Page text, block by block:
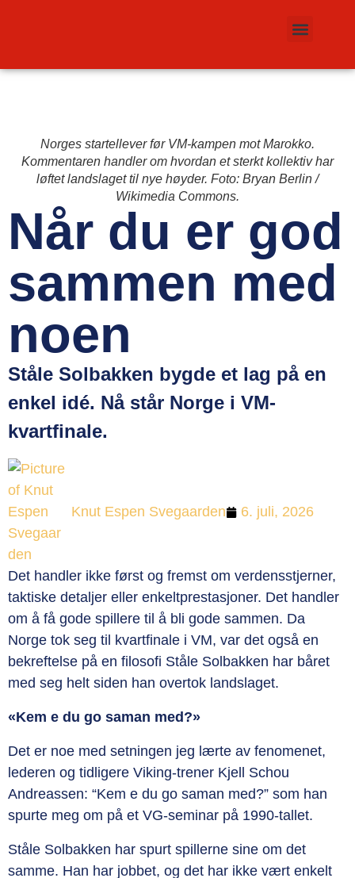
Norges startellever før VM-kampen mot Marokko.
Kommentaren handler om hvordan et sterkt kollektiv har
løftet landslaget til nye høyder. Foto: Bryan Berlin /
Wikimedia Commons.
Når du er god
sammen med
noen
Ståle Solbakken bygde et lag på en
enkel idé. Nå står Norge i VM-
kvartfinale.
Knut Espen Svegaarden 6. juli, 2026
Det handler ikke først og fremst om verdensstjerner,
taktiske detaljer eller enkeltprestasjoner. Det handler
om å få gode spillere til å bli gode sammen. Da
Norge tok seg til kvartfinale i VM, var det også en
bekreftelse på en filosofi Ståle Solbakken har båret
med seg helt siden han overtok landslaget.
«Kem e du go saman med?»
Det er noe med setningen jeg lærte av fenomenet,
lederen og tidligere Viking-trener Kjell Schou
Andreassen: “Kem e du go saman med?” som han
spurte meg om på et VG-seminar på 1990-tallet.
Ståle Solbakken har spurt spillerne sine om det
samme. Han har jobbet, og det har ikke vært enkelt